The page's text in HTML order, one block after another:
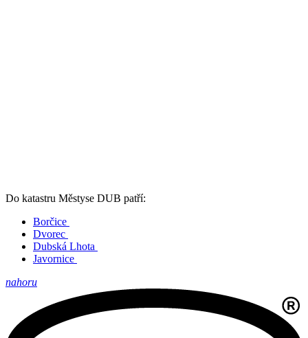
Do katastru Městyse DUB patří:
Borčice
Dvorec
Dubská Lhota
Javornice
nahoru